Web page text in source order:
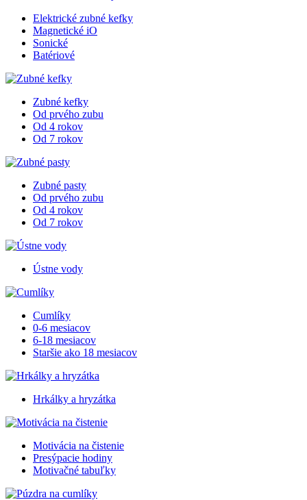
Elektrické zubné kefky
Magnetické iO
Sonické
Batériové
Zubné kefky
Od prvého zubu
Od 4 rokov
Od 7 rokov
Zubné pasty
Od prvého zubu
Od 4 rokov
Od 7 rokov
Ústne vody
Cumlíky
0-6 mesiacov
6-18 mesiacov
Staršie ako 18 mesiacov
Hrkálky a hryzátka
Motivácia na čistenie
Presýpacie hodiny
Motivačné tabuľky